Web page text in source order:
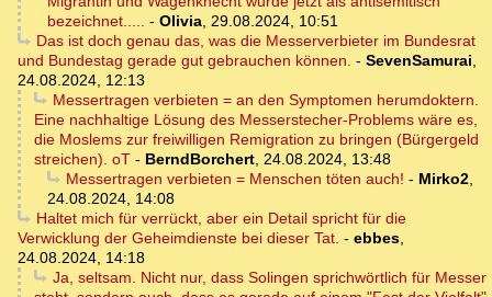
bezeichnet..... - Olivia, 29.08.2024, 10:51
Das ist doch genau das, was die Messerverbieter im Bundesrat
und Bundestag gerade gut gebrauchen können. - SevenSamurai,
24.08.2024, 12:13
Messertragen verbieten = an den Symptomen herumdoktern.
Eine nachhaltige Lösung des Messerstecher-Problems wäre es,
die Moslems zur freiwilligen Remigration zu bringen (Bürgergeld
streichen). oT - BerndBorchert, 24.08.2024, 13:48
Messertragen verbieten = Menschen töten auch! - Mirko2,
24.08.2024, 14:08
Haltet mich für verrückt, aber ein Detail spricht für die
Verwicklung der Geheimdienste bei dieser Tat. - ebbes,
24.08.2024, 14:18
Ja, seltsam. Nicht nur, dass Solingen sprichwörtlich für Messer